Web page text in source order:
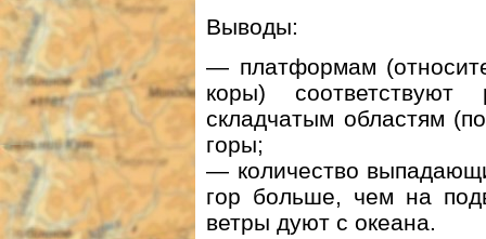
Выводы:
— платформам
коры)
складчатым областям
горы;
— количество
гор больше, чем на
ветры дуют с океана.